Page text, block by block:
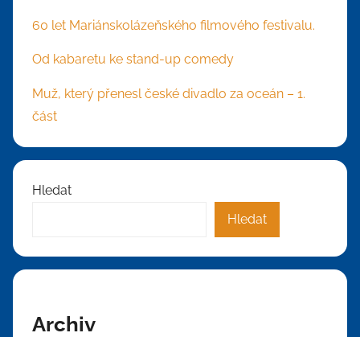
60 let Mariánskolázeňského filmového festivalu.
Od kabaretu ke stand-up comedy
Muž, který přenesl české divadlo za oceán – 1.
část
Hledat
Hledat
Archiv